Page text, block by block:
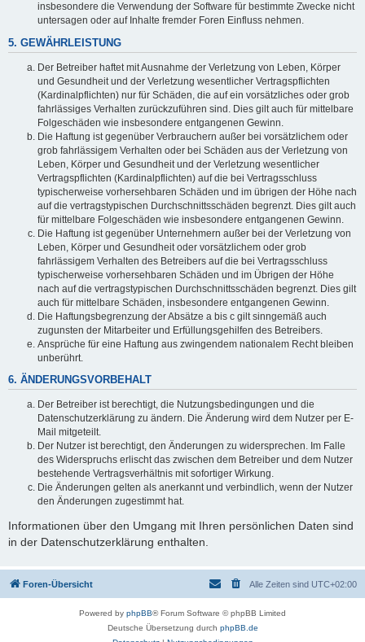
insbesondere die Verwendung der Software für bestimmte Zwecke nicht
untersagen oder auf Inhalte fremder Foren Einfluss nehmen.
5. GEWÄHRLEISTUNG
Der Betreiber haftet mit Ausnahme der Verletzung von Leben, Körper
und Gesundheit und der Verletzung wesentlicher Vertragspflichten
(Kardinalpflichten) nur für Schäden, die auf ein vorsätzliches oder grob
fahrlässiges Verhalten zurückzuführen sind. Dies gilt auch für mittelbare
Folgeschäden wie insbesondere entgangenen Gewinn.
Die Haftung ist gegenüber Verbrauchern außer bei vorsätzlichem oder
grob fahrlässigem Verhalten oder bei Schäden aus der Verletzung von
Leben, Körper und Gesundheit und der Verletzung wesentlicher
Vertragspflichten (Kardinalpflichten) auf die bei Vertragsschluss
typischerweise vorhersehbaren Schäden und im übrigen der Höhe nach
auf die vertragstypischen Durchschnittsschäden begrenzt. Dies gilt auch
für mittelbare Folgeschäden wie insbesondere entgangenen Gewinn.
Die Haftung ist gegenüber Unternehmern außer bei der Verletzung von
Leben, Körper und Gesundheit oder vorsätzlichem oder grob
fahrlässigem Verhalten des Betreibers auf die bei Vertragsschluss
typischerweise vorhersehbaren Schäden und im Übrigen der Höhe
nach auf die vertragstypischen Durchschnittsschäden begrenzt. Dies gilt
auch für mittelbare Schäden, insbesondere entgangenen Gewinn.
Die Haftungsbegrenzung der Absätze a bis c gilt sinngemäß auch
zugunsten der Mitarbeiter und Erfüllungsgehilfen des Betreibers.
Ansprüche für eine Haftung aus zwingendem nationalem Recht bleiben
unberührt.
6. ÄNDERUNGSVORBEHALT
Der Betreiber ist berechtigt, die Nutzungsbedingungen und die
Datenschutzerklärung zu ändern. Die Änderung wird dem Nutzer per E-
Mail mitgeteilt.
Der Nutzer ist berechtigt, den Änderungen zu widersprechen. Im Falle
des Widerspruchs erlischt das zwischen dem Betreiber und dem Nutzer
bestehende Vertragsverhältnis mit sofortiger Wirkung.
Die Änderungen gelten als anerkannt und verbindlich, wenn der Nutzer
den Änderungen zugestimmt hat.
Informationen über den Umgang mit Ihren persönlichen Daten sind
in der Datenschutzerklärung enthalten.
Foren-Übersicht Alle Zeiten sind UTC+02:00
Powered by phpBB® Forum Software © phpBB Limited
Deutsche Übersetzung durch phpBB.de